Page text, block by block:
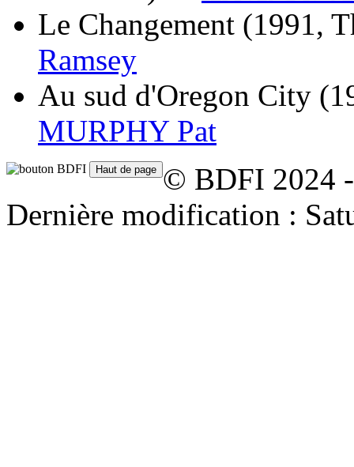
Le Changement (1991,
Ramsey
Au sud d'Oregon City
MURPHY Pat
© BDFI 2024
Dernière modification :